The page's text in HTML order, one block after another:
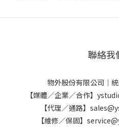
聯絡我
物外股份有限公司｜
【媒體／企業／合作】
【代理／通路】
【維修／保固】